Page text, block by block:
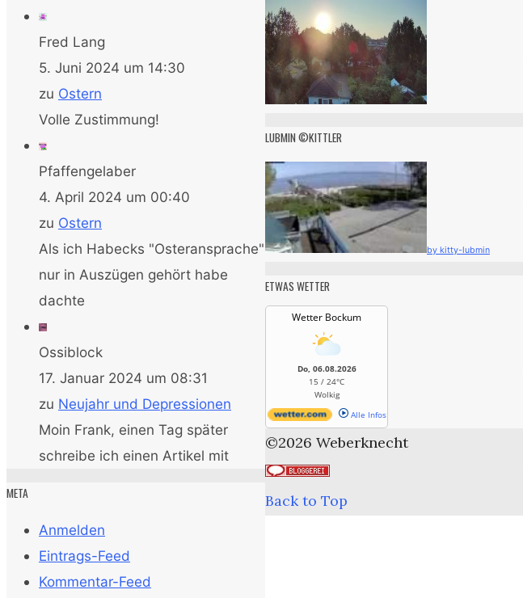
Fred Lang
5. Juni 2024 um 14:30
zu Ostern
Volle Zustimmung!
Pfaffengelaber
4. April 2024 um 00:40
zu Ostern
Als ich Habecks "Osteransprache"
nur in Auszügen gehört habe
dachte
Ossiblock
17. Januar 2024 um 08:31
zu Neujahr und Depressionen
Moin Frank, einen Tag später
schreibe ich einen Artikel mit
META
Anmelden
Eintrags-Feed
Kommentar-Feed
LUBMIN ©KITTLER
by kitty-lubmin
ETWAS WETTER
Wetter Bockum
Do, 06.08.2026
15 / 24°C
Wolkig
Alle Infos
©2026 Weberknecht
Back to Top